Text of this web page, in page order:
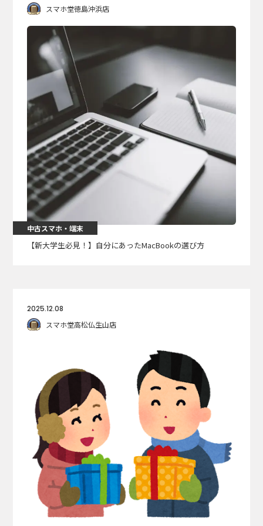
スマホ堂徳島沖浜店
中古スマホ・端末
【新大学生必見！】自分にあったMacBookの選び方
2025.12.08
スマホ堂高松仏生山店